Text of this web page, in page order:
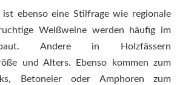
ebenso eine Stilfrage wie regionale
Weißweine werden häufig im
Andere in Holzfässern
und Alters. Ebenso kommen zum
Betoneier oder Amphoren zum